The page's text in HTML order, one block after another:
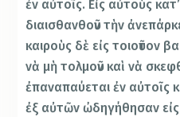
ἐν αὐτοῖς. Εἰς αὐτοὺς
διαισθανθοῦν τὴν
καιροὺς δὲ εἰς τοιοῦτον
νὰ μὴ τολμοῦν καὶ νὰ
ἐπαναπαύεται ἐν αὐτοῖς
ἐξ αὐτῶν ὠδηγήθησαν εἰς